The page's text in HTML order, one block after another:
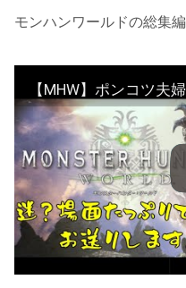
モンハンワールドの総集編